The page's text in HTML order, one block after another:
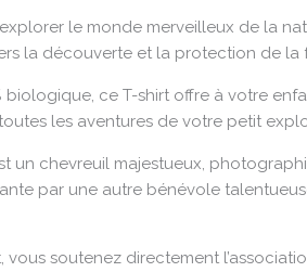
le monde merveilleux de la
la découverte et la protection de la
biologique, ce T-shirt offre à votre
les aventures de votre petit
un chevreuil majestueux,
par une autre bénévole
vous soutenez directement